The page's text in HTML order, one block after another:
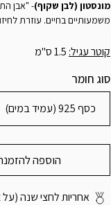
מונסטון (לבן שקוף)- "אבן
משמעותיים בחיים. עוזרת
קוטר עגיל:
סוג חומר
כסף 925 (עמיד במים)
הוספה
אחריות לחצי שנה (על